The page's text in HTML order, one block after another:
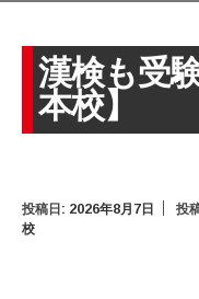
漢検も受
本校】
投稿日: 2026年8月7日 投
校